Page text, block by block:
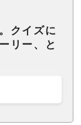
クイズに
リー、と